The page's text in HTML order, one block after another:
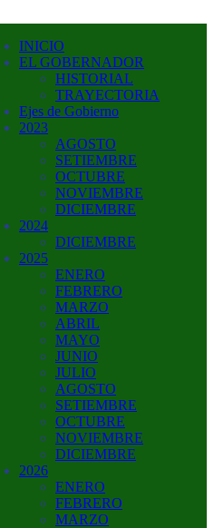
2023
INICIO
EL GOBERNADOR
HISTORIAL
TRAYECTORIA
Ejes de Gobierno
2023
AGOSTO
SETIEMBRE
OCTUBRE
NOVIEMBRE
DICIEMBRE
2024
DICIEMBRE
2025
ENERO
FEBRERO
MARZO
ABRIL
MAYO
JUNIO
JULIO
AGOSTO
SETIEMBRE
OCTUBRE
NOVIEMBRE
DICIEMBRE
2026
ENERO
FEBRERO
MARZO